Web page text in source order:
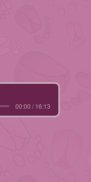
00:00 / 16:13